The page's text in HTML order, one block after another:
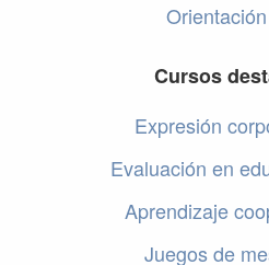
Cursos
Expresión
Evaluación en
Aprendizaje
Juegos de